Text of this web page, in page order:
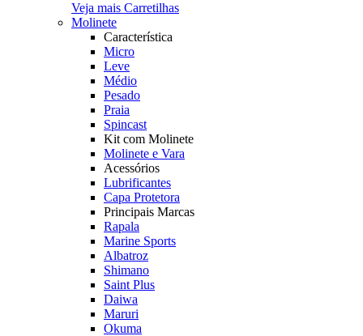
Veja mais Carretilhas
Molinete
Característica
Micro
Leve
Médio
Pesado
Praia
Spincast
Kit com Molinete
Molinete e Vara
Acessórios
Lubrificantes
Capa Protetora
Principais Marcas
Rapala
Marine Sports
Albatroz
Shimano
Saint Plus
Daiwa
Maruri
Okuma